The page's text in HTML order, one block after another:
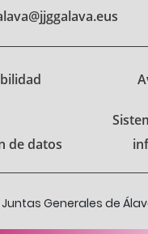
de datos
Generales de